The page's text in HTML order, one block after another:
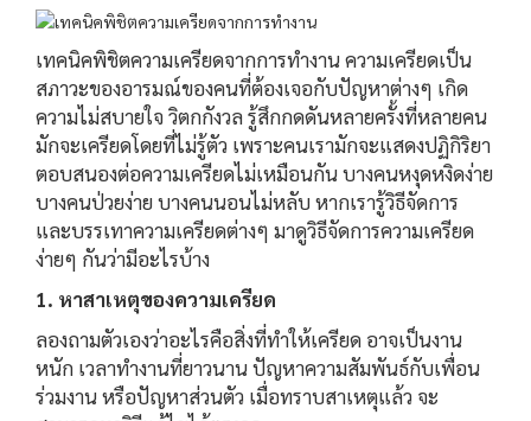
เทคนิคพิชิตความเครียดจากการทำงาน ความเครียดเป็น
สภาวะของอารมณ์ของคนที่ต้องเจอกับปัญหาต่างๆ เกิด
ความไม่สบายใจ วิตกกังวล รู้สึกกดดันหลายครั้งที่หลายคน
มักจะเครียดโดยที่ไม่รู้ตัว เพราะคนเรามักจะแสดงปฏิกิริยา
ตอบสนองต่อความเครียดไม่เหมือนกัน บางคนหงุดหงิดง่าย
บางคนป่วยง่าย บางคนนอนไม่หลับ หากเรารู้วิธีจัดการ
และบรรเทาความเครียดต่างๆ มาดูวิธีจัดการความเครียด
ง่ายๆ กันว่ามีอะไรบ้าง
1. หาสาเหตุของความเครียด
ลองถามตัวเองว่าอะไรคือสิ่งที่ทำให้เครียด อาจเป็นงาน
หนัก เวลาทำงานที่ยาวนาน ปัญหาความสัมพันธ์กับเพื่อน
ร่วมงาน หรือปัญหาส่วนตัว เมื่อทราบสาเหตุแล้ว จะ